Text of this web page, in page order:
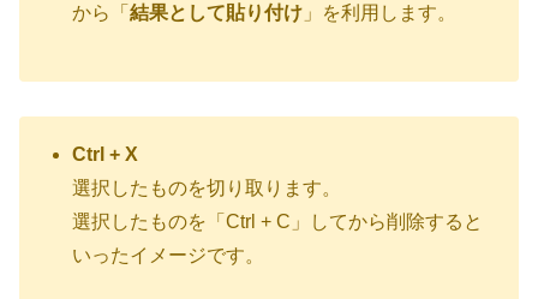
から「結果として貼り付け 」を利用します。
Ctrl + X
選択したものを切り取ります。
選択したものを「Ctrl + C」してから削除すると
いったイメージです。